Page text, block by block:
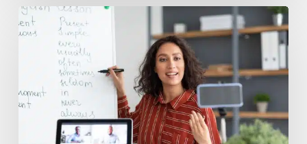
Comment
créer
formation
a